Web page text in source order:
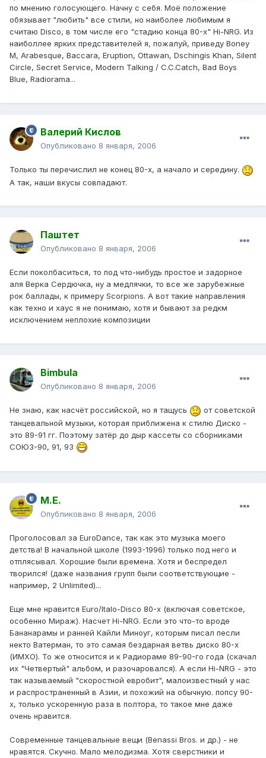
по мнению голосующего. Начну с себя. Моё положение
обязывает "любить" все стили, но наиболее любимым я
считаю Disco, в том числе его "стадию конца 80-х" Hi-NRG. Из
наиболлее ярких представителей я, пожалуй, приведу Boney
M, Arabesque, Baccara, Eruption, Ottawan, Dschingis Khan, Silent
Circle, Secret Service, Modern Talking / C.C.Catch, Bad Boys
Blue, Radiorama...
Валерий Кислов
Опубликовано 8 января, 2006
Только ты перечислил не конец 80-х, а начало и середину.
А так, наши вкусы совпадают.
Паштет
Опубликовано 8 января, 2006
Если поколбаситься, то под что-нибудь простое и задорное
аля Верка Сердючка, ну а медлячки, то все же зарубежные
рок баллады, к примеру Scorpions. А вот такие направления
как техно и хаус я не понимаю, хотя и бывают за редкм
исключением неплохие композиции
Bimbula
Опубликовано 8 января, 2006
Не знаю, как насчёт российской, но я тащусь
от советской
танцевальной музыки, которая приближена к стилю Диско -
это 89-91 гг. Поэтому затёр до дыр кассеты со сборниками
СОЮЗ-90, 91, 93
М.Е.
Опубликовано 8 января, 2006
Проголосовал за EuroDance, так как это музыка моего
детства! В начальной школе (1993-1996) только под него и
отплясывал. Хорошие были времена. Хотя и беспредел
творился! (даже названия групп были соответствующие -
например, 2 Unlimited)...
Еще мне нравится Euro/Italo-Disco 80-х (включая советское,
особенно Мираж). Насчет Hi-NRG. Если это что-то вроде
Бананарамы и ранней Кайли Миноуг, которым писал песли
некто Ватерман, то это самая бездарная ветвь диско 80-х
(ИМХО). То же относится и к Радиораме 89-90-го года (скачал
их "Четвертый" альбом, и разочаровался). А если Hi-NRG - это
так называемый "скоростной евробит", малоизвестный у нас
и распространенный в Азии, и похожий на обычную. попсу 90-
х, только ускоренную раза в полтора, то такое мне даже
очень нравится.
Современные танцевальные вещи (Benassi Bros. и др.) - не
нравятся. Скучно. Мало мелодизма. Хотя сверстники и